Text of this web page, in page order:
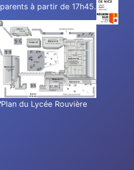
parents à partir de 17h45.
Plan du Lycée Rouvière